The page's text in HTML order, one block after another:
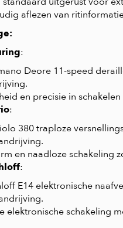
aflezen van
:
Deore 11-speed
en precisie in
:
380 traploze
en naadloze schakeling
:
E14 elektronische
elektronische schakeling